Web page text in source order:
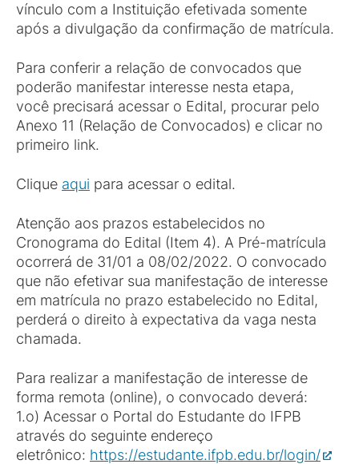
vínculo com a Instituição efetivada somente
após a divulgação da confirmação de matrícula.
Para conferir a relação de convocados que
poderão manifestar interesse nesta etapa,
você precisará acessar o Edital, procurar pelo
Anexo 11 (Relação de Convocados) e clicar no
primeiro link.
Clique aqui para acessar o edital.
Atenção aos prazos estabelecidos no
Cronograma do Edital (Item 4). A Pré-matrícula
ocorrerá de 31/01 a 08/02/2022. O convocado
que não efetivar sua manifestação de interesse
em matrícula no prazo estabelecido no Edital,
perderá o direito à expectativa da vaga nesta
chamada.
Para realizar a manifestação de interesse de
forma remota (online), o convocado deverá:
1.o) Acessar o Portal do Estudante do IFPB
através do seguinte endereço
eletrônico: https://estudante.ifpb.edu.br/login/